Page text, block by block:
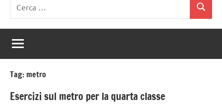
per:
Cerca
Tag: metro
Esercizi sul metro per la quarta classe